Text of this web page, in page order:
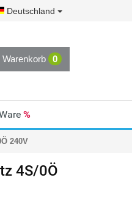
Deutschland
Warenkorb 0
%
240V
4S/0Ö